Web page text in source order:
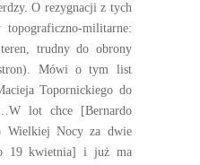
O rezygnacji z tych
topograficzno-militarne:
trudny do obrony
Mówi o tym list
Topornickiego do
lot chce [Bernardo
Wielkiej Nocy za dwie
19 kwietnia] i już ma